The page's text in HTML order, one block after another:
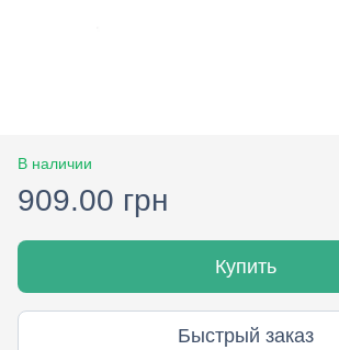
В наличии
909.00 грн
Купить
Быстрый заказ